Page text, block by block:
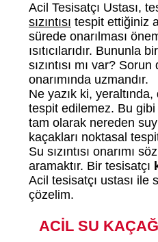
Acil Tesisatçı Ustası,
sızıntısı tespit ettiğiniz
sürede onarılması
ısıtıcılarıdır. Bununla
sızıntısı mı var? Sorun
onarımında uzmandır.
Ne yazık ki,
tespit edilemez. Bu
tam olarak nereden
kaçakları noktasal
Su sızıntısı onarımı
aramaktır. Bir tesisatçı
Acil tesisatçı ustası ile
çözelim.
ACİL SU